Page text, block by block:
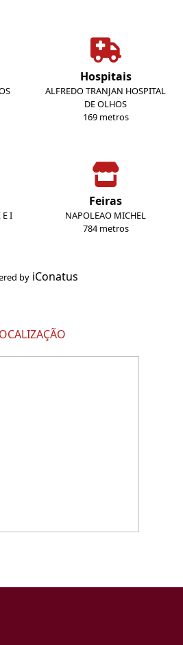
Hospitais
ALFREDO TRANJAN HOSPITAL
DE OLHOS
169 metros
E I
Feiras
NAPOLEAO MICHEL
784 metros
by iConatus